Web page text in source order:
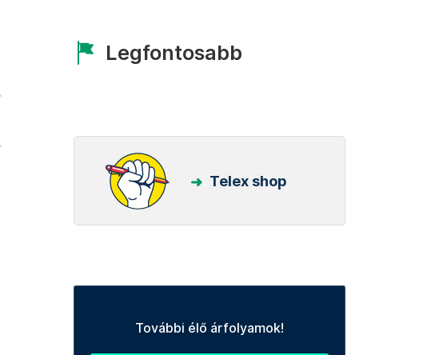
Legfontosabb
Telex shop
További élő árfolyamok!